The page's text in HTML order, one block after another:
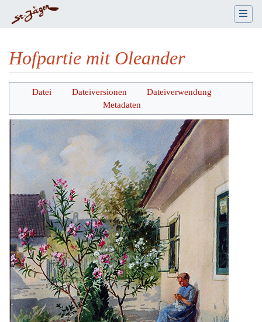
Hofpartie mit Oleander
Wechseln zu: Navigation,Suche
Datei Dateiversionen
Dateiverwendung
Metadaten